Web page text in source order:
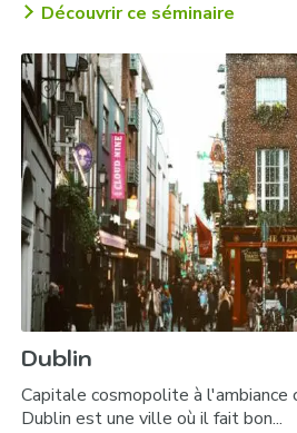
Découvrir ce séminaire
Dublin
Capitale cosmopolite à l'ambiance
Dublin est une ville où il fait bon...